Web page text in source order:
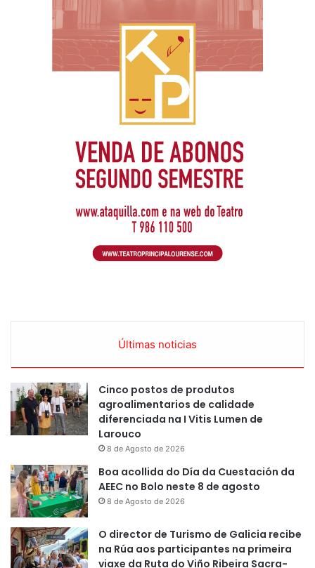
Últimas noticias
Cinco postos de produtos
agroalimentarios de calidade
diferenciada na I Vitis Lumen de
Larouco
8 de Agosto de 2026
Boa acollida do Día da Cuestación da
AEEC no Bolo neste 8 de agosto
8 de Agosto de 2026
O director de Turismo de Galicia recibe
na Rúa aos participantes na primeira
viaxe da Ruta do Viño Ribeira Sacra-